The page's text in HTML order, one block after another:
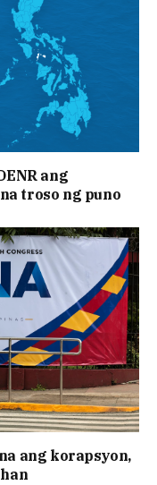
ang
troso ng puno
ang korapsyon,